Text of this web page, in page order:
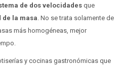
de dos velocidades que
de la masa . No se trata solamente de
más homogéneas, mejor
y cocinas gastronómicas que